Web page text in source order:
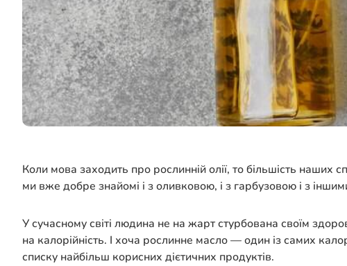
Коли мова заходить про рослинній олії, то більшість наших
ми вже добре знайомі і з оливковою, і з гарбузовою і з
У сучасному світі людина не на жарт стурбована своїм
на калорійність. І хоча рослинне масло — один із самих
списку найбільш корисних дієтичних продуктів.